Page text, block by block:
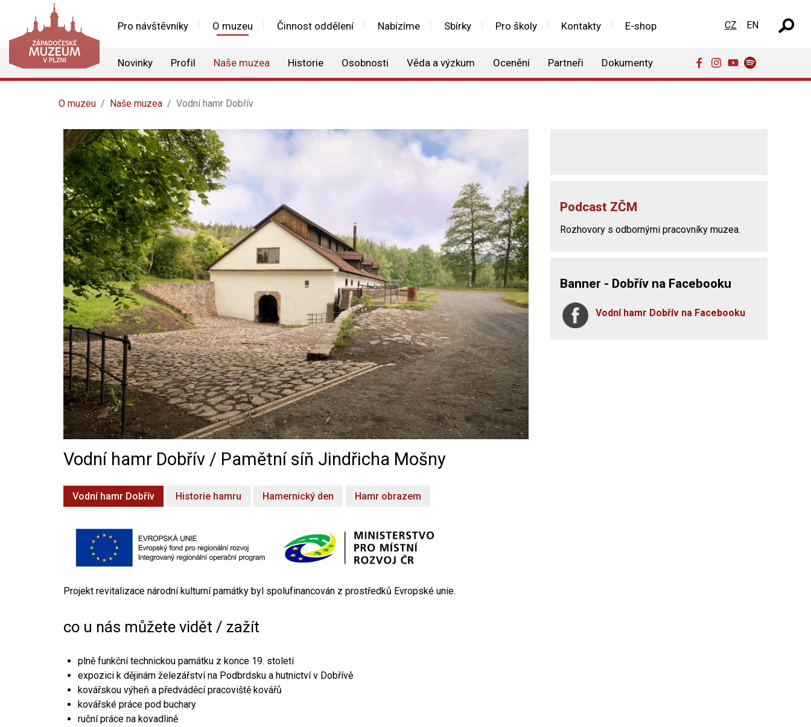
Pro návštěvníky O muzeu Činnost oddělení Nabízíme Sbírky Pro školy Kontakty E-shop
Novinky Profil Naše muzea Historie Osobnosti Věda a výzkum Ocenění Partneři Dokumenty
Zvolte jazyk
CZ EN
O muzeu Naše muzea Vodní hamr Dobřív
Vodní hamr Dobřív / Pamětní síň Jindřicha Mošny
Vodní hamr Dobřív Historie hamru Hamernický den Hamr obrazem
Projekt revitalizace národní kulturní památky byl spolufinancován z prostředků Evropské unie.
co u nás můžete vidět / zažít
plně funkční technickou památku z konce 19. století
expozici k dějinám železářství na Podbrdsku a hutnictví v Dobřívě
kovářskou výheň a předváděcí pracoviště kovářů
kovářské práce pod buchary
ruční práce na kovadlině
Podcast ZČM
Rozhovory s odbornými pracovníky muzea.
Banner - Dobřív na Facebooku
Vodní hamr Dobřív na Facebooku